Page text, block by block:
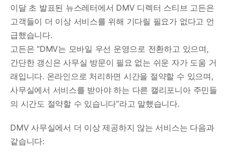
이달 초 발표된 뉴스레터에서 DMV 디렉터 스티브 고든은
고객들이 더 이상 서비스를 위해 기다릴 필요가 없다고 언
급했습니다.
고든은 “DMV는 모바일 우선 운영으로 전환하고 있으며,
간단한 갱신은 사무실 방문이 필요 없는 쉬운 자가 도움 거
래입니다. 온라인으로 처리하면 시간을 절약할 수 있으며,
사무실에서 서비스를 받아야 하는 다른 캘리포니아 주민들
의 시간도 절약할 수 있습니다”라고 말했습니다.
DMV 사무실에서 더 이상 제공하지 않는 서비스는 다음과
같습니다: